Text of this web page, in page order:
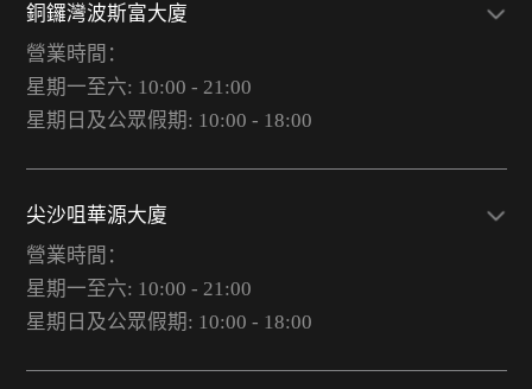
銅鑼灣波斯富大廈
營業時間：
星期一至六: 10:00 - 21:00
星期日及公眾假期: 10:00 - 18:00
尖沙咀華源大廈
營業時間：
星期一至六: 10:00 - 21:00
星期日及公眾假期: 10:00 - 18:00